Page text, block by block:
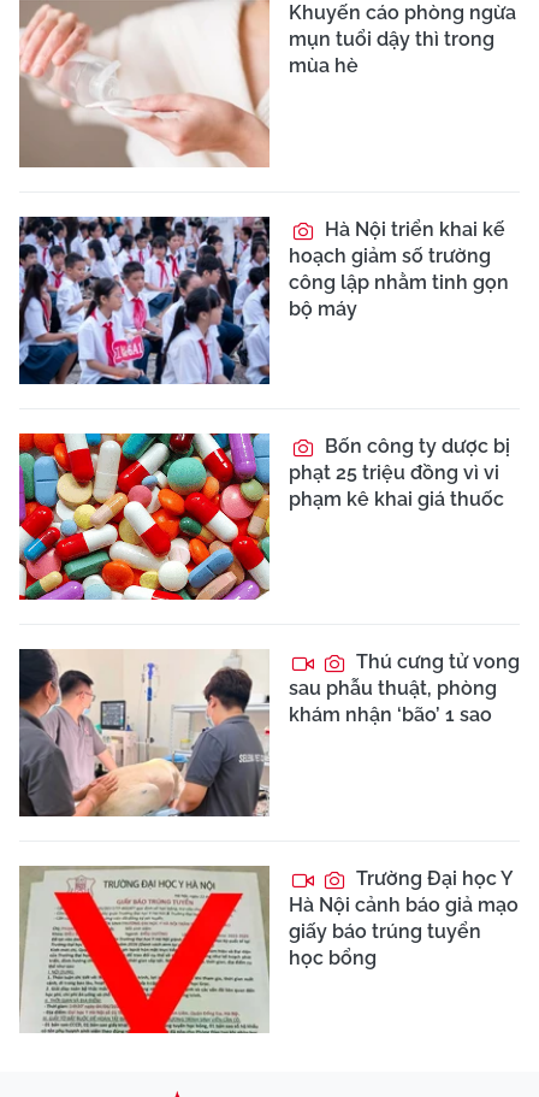
Khuyến cáo phòng ngừa
mụn tuổi dậy thì trong
mùa hè
Hà Nội triển khai kế
hoạch giảm số trường
công lập nhằm tinh gọn
bộ máy
Bốn công ty dược bị
phạt 25 triệu đồng vì vi
phạm kê khai giá thuốc
Thú cưng tử vong
sau phẫu thuật, phòng
khám nhận ‘bão’ 1 sao
Trường Đại học Y
Hà Nội cảnh báo giả mạo
giấy báo trúng tuyển
học bổng